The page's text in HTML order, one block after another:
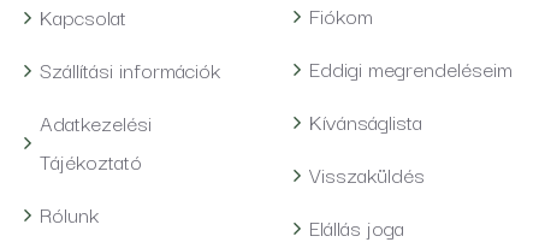
Kapcsolat
Szállítási információk
Adatkezelési
Tájékoztató
Rólunk
Fiókom
Eddigi megrendeléseim
Kívánságlista
Visszaküldés
Elállás joga